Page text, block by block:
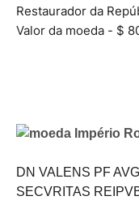
Restaurador da
Valor da moeda - $
DN VALENS PF AVG
SECVRITAS